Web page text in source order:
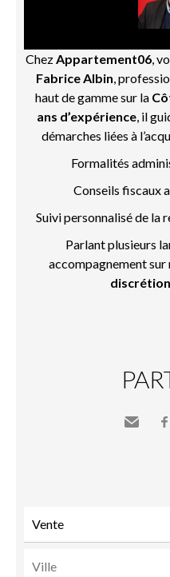
Chez Appartement06 ,
Fabrice Albin ,
haut de gamme sur la
ans d’expérience, il
démarches liées à
Formalités
Conseils fiscaux
Suivi personnalisé de la
Parlant plusieurs
accompagnement sur